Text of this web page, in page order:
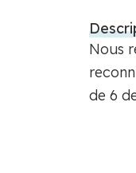
Nous
de 6